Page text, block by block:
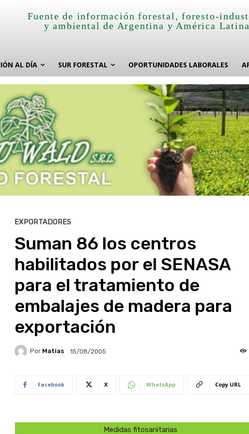
Fuente de información forestal, foresto-
y ambiental de Argentina y América
AL DÍA SUR FORESTAL OPORTUNIDADES LABORALES
EXPORTADORES
Suman 86 los centros
habilitados por el SENASA
para el tratamiento de
embalajes de madera para
exportación
Por Matias 15/08/2005
Facebook X WhatsApp Copy URL
Medidas fitosanitarias